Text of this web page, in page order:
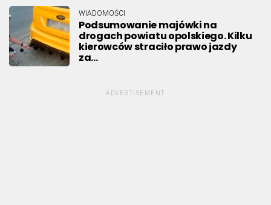
WIADOMOŚCI
Podsumowanie majówki na
drogach powiatu opolskiego. Kilku
kierowców straciło prawo jazdy
za…
ADVERTISEMENT